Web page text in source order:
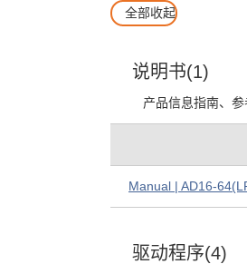
全部收起
说明书(1)
产品信息指南、
Manual | AD16-
驱动程序(4)